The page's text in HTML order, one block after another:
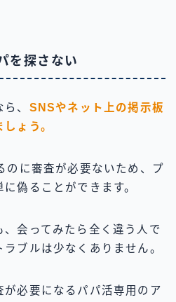
を探さない
、 SNSやネット上の掲示板
ょう。
のに審査が必要ないため、プ
偽ることができます。
会ってみたら全く違う人で
ブルは少なくありません。
必要になるパパ活専用のア